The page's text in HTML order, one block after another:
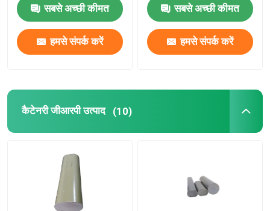
गुणवत्ता नियंत्रण
हमसे संपर्क करें
रेलवे इन्सुलेटर
इपॉक्सी फाइबरग्लास ट्यूब
सबसे अच्छी कीमत
हमसे संपर्क करें
सबसे अच्छी कीमत
हमसे संपर्क करें
कैटेनरी जीआरपी उत्पाद (10)